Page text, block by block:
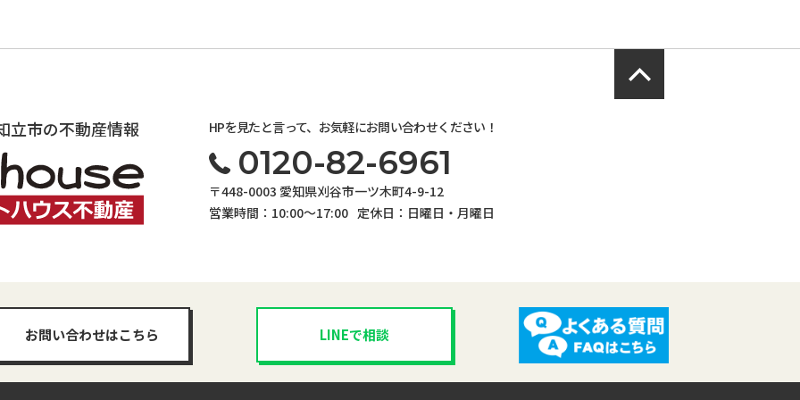
立市の不動産情報 HPを見たと言って、お気軽にお問い合わせください！
0120-82-6961
〒448-0003 愛知県刈谷市一ツ木町4-9-12
営業時間：10:00〜17:00 定休日：日曜日・月曜日
お問い合わせはこちら LINEで相談